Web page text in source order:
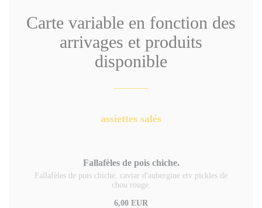
Carte variable en fonction des
arrivages et produits
disponible
assiettes salés
Fallafèles de pois chiche.
Fallafèles de pois chiche, caviar d'aubergine etv pickles de
chou rouge.
6,00 EUR